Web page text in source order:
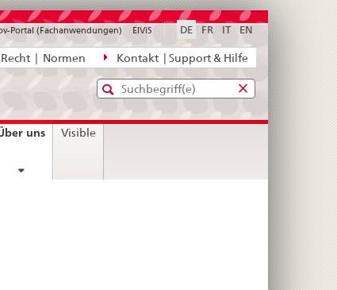
Recht | Normen Kontakt | Support & Hilfe
DE FR IT EN
Portal (Fachanwendungen) ElViS
Standard-
Suche
Eingabefenster
diefür
unscurrent
Visible